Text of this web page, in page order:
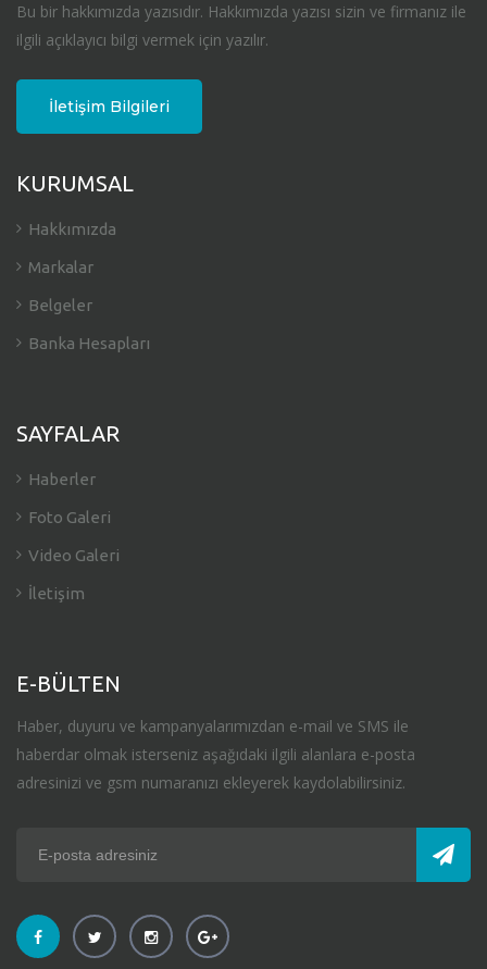
Bu bir hakkımızda yazısıdır. Hakkımızda yazısı sizin ve firmanız ile
ilgili açıklayıcı bilgi vermek için yazılır.
İletişim Bilgileri
KURUMSAL
Hakkımızda
Markalar
Belgeler
Banka Hesapları
SAYFALAR
Haberler
Foto Galeri
Video Galeri
İletişim
E-BÜLTEN
Haber, duyuru ve kampanyalarımızdan e-mail ve SMS ile
haberdar olmak isterseniz aşağıdaki ilgili alanlara e-posta
adresinizi ve gsm numaranızı ekleyerek kaydolabilirsiniz.